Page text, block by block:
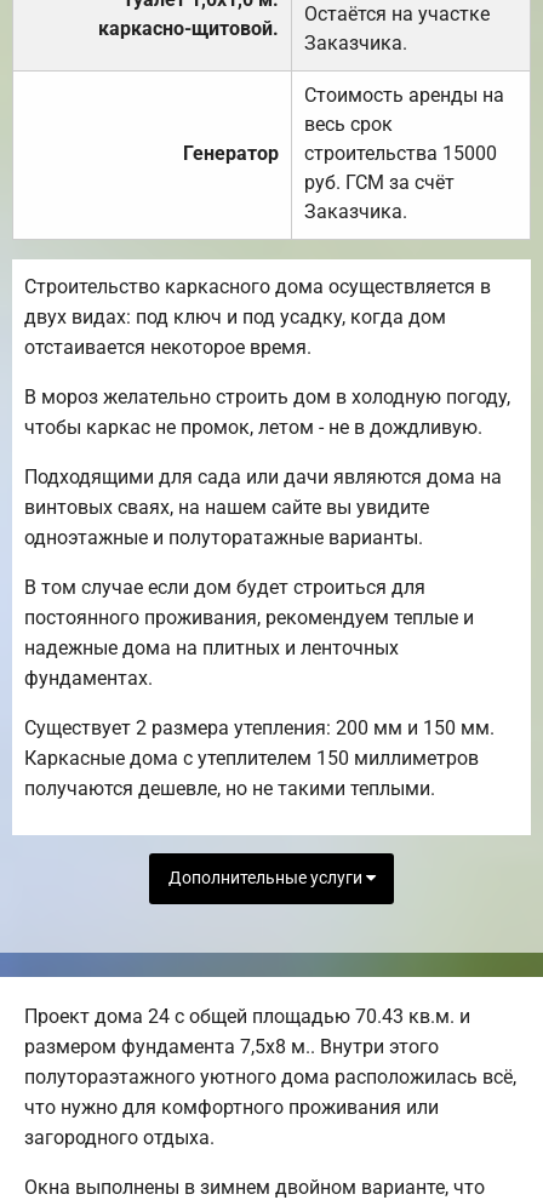
каркасно-щитовой.
Остаётся на участке
Заказчика.
Генератор
Стоимость аренды на
весь срок
строительства 15000
руб. ГСМ за счёт
Заказчика.
Строительство каркасного дома осуществляется в
двух видах: под ключ и под усадку, когда дом
отстаивается некоторое время.
В мороз желательно строить дом в холодную погоду,
чтобы каркас не промок, летом - не в дождливую.
Подходящими для сада или дачи являются дома на
винтовых сваях, на нашем сайте вы увидите
одноэтажные и полуторатажные варианты.
В том случае если дом будет строиться для
постоянного проживания, рекомендуем теплые и
надежные дома на плитных и ленточных
фундаментах.
Существует 2 размера утепления: 200 мм и 150 мм.
Каркасные дома с утеплителем 150 миллиметров
получаются дешевле, но не такими теплыми.
Дополнительные услуги
Проект дома 24 с общей площадью 70.43 кв.м. и
размером фундамента 7,5х8 м.. Внутри этого
полутораэтажного уютного дома расположилась всё,
что нужно для комфортного проживания или
загородного отдыха.
Окна выполнены в зимнем двойном варианте, что